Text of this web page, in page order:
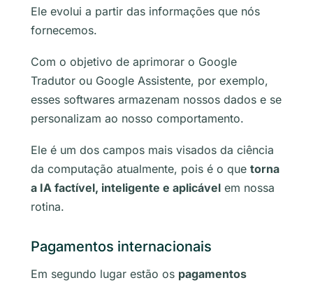
Ele evolui a partir das informações que nós
fornecemos.
Com o objetivo de aprimorar o Google
Tradutor ou Google Assistente, por exemplo,
esses softwares armazenam nossos dados e se
personalizam ao nosso comportamento.
Ele é um dos campos mais visados da ciência
da computação atualmente, pois é o que torna
a IA factível, inteligente e aplicável em nossa
rotina.
Pagamentos internacionais
Em segundo lugar estão os pagamentos